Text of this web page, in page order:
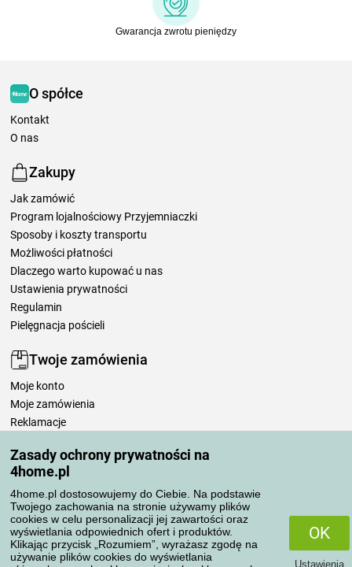
Zasady ochrony prywatności na
4home.pl
4home.pl dostosowujemy do Ciebie. Na podstawie
Twojego zachowania na stronie używamy plików
cookies w celu personalizacji jej zawartości oraz
wyświetlania odpowiednich ofert i produktów.
Klikając przycisk „Rozumiem”, wyrażasz zgodę na
używanie plików cookies do wyświetlania
OK
Ustawienia
Gwarancja zwrotu pieniędzy
O spółce
Kontakt
O nas
Zakupy
Jak zamówić
Program lojalnościowy Przyjemniaczki
Sposoby i koszty transportu
Możliwości płatności
Dlaczego warto kupować u nas
Ustawienia prywatności
Regulamin
Pielęgnacja pościeli
Twoje zamówienia
Moje konto
Moje zamówienia
Reklamacje
Zasady przetwarzania recenzji
Sposoby transportu
Metody płatności